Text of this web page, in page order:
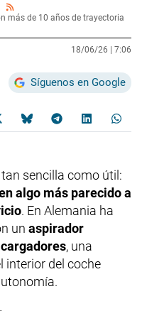
más de 10 años de trayectoria
18/06/26 | 7:06
Síguenos en Google
sencilla como útil:
algo más parecido a
. En Alemania ha
un aspirador
, una
interior del coche